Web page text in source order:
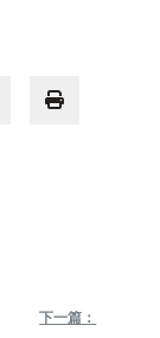
下一篇：